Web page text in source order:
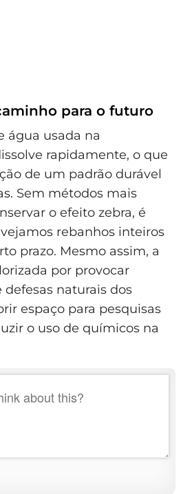
para o futuro
água usada na
rapidamente, o que
de um padrão durável
Sem métodos mais
o efeito zebra, é
rebanhos inteiros
prazo. Mesmo assim, a
por provocar
naturais dos
espaço para pesquisas
o uso de químicos na